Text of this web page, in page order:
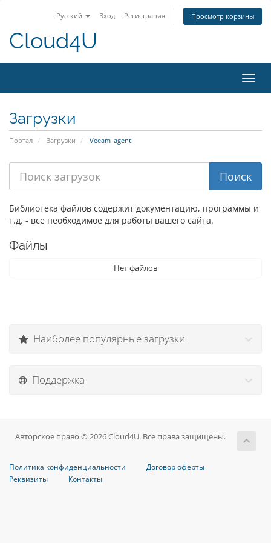
Русский Вход Регистрация Просмотр корзины
Cloud4U
Загрузки
Портал Загрузки Veeam_agent
Библиотека файлов содержит документацию, программы и
т.д. - все необходимое для работы вашего сайта.
Файлы
Нет файлов
Наиболее популярные загрузки
Поддержка
Авторское право © 2026 Cloud4U. Все права защищены.
Политика конфиденциальности
Договор оферты
Реквизиты
Контакты